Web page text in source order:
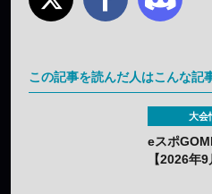
この記事を読んだ人はこんな記
大会
eスポ
【2026年9